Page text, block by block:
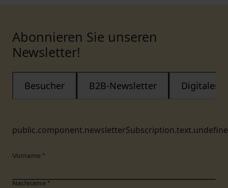
Abonnieren Sie unseren
Newsletter!
Besucher B2B-Newsletter Digitaler
Vorname *
Nachname *